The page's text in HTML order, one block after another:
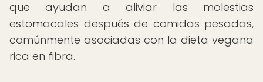
que ayudan a aliviar las molestias
estomacales después de comidas pesadas,
comúnmente asociadas con la dieta vegana
rica en fibra.